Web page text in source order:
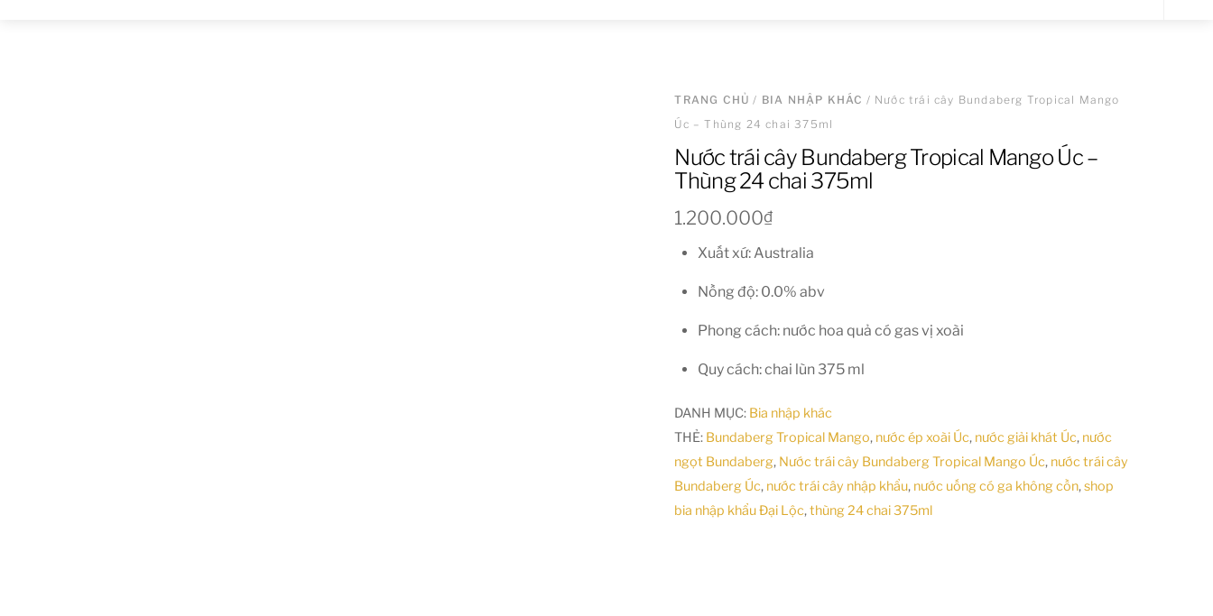
TRANG CHỦ / BIA NHẬP KHÁC / Nước trái cây Bundaberg Tropical Mango
Úc – Thùng 24 chai 375ml
Nước trái cây Bundaberg Tropical Mango Úc –
Thùng 24 chai 375ml
1.200.000₫
Xuất xứ: Australia
Nồng độ: 0.0% abv
Phong cách: nước hoa quả có gas vị xoài
Quy cách: chai lùn 375 ml
DANH MỤC: Bia nhập khác
THẺ: Bundaberg Tropical Mango, nước ép xoài Úc, nước giải khát Úc, nước
ngọt Bundaberg, Nước trái cây Bundaberg Tropical Mango Úc, nước trái cây
Bundaberg Úc, nước trái cây nhập khẩu, nước uống có ga không cồn,shop
bia nhập khẩu Đại Lộc,thùng 24 chai 375ml